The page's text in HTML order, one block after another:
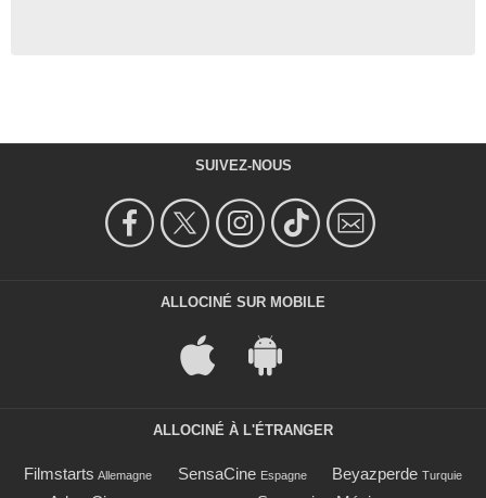
SUIVEZ-NOUS
ALLOCINÉ SUR MOBILE
ALLOCINÉ À L'ÉTRANGER
Filmstarts Allemagne SensaCine Espagne Beyazperde Turquie